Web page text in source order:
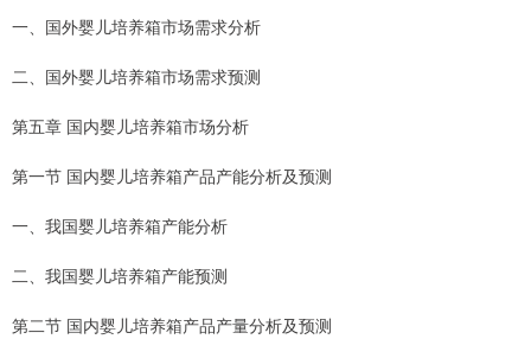
一、国外婴儿培养箱市场需求分析
二、国外婴儿培养箱市场需求预测
第五章 国内婴儿培养箱市场分析
第一节 国内婴儿培养箱产品产能分析及预测
一、我国婴儿培养箱产能分析
二、我国婴儿培养箱产能预测
第二节 国内婴儿培养箱产品产量分析及预测